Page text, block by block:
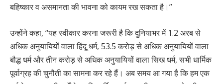
बहिष्कार व असमानता की भावना को कायम रख सकता है।”
उन्होंने कहा, “यह स्वीकार करना जरूरी है कि दुनियाभर में 1.2 अरब से
अधिक अनुयायियों वाला हिंदू धर्म, 53.5 करोड़ से अधिक अनुयायियों वाला
बौद्ध धर्म और तीन करोड़ से अधिक अनुयायियों वाला सिख धर्म, सभी धार्मिक
पूर्वाग्रह की चुनौती का सामना कर रहे हैं। अब समय आ गया है कि हम एक